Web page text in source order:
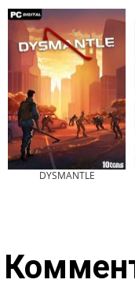
DYSMANTLE